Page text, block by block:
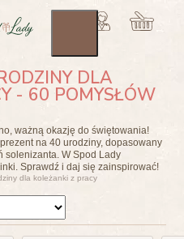
DLA
- 60 POMYSŁÓW
ważną okazję do świętowania!
na 40 urodziny, dopasowany
solenizanta. W Spod Lady
Sprawdź i daj się zainspirować!
dla koleżanki z pracy